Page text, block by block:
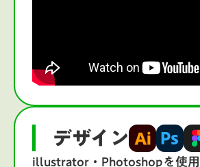
デザイン
illustrator・Photoshopを使